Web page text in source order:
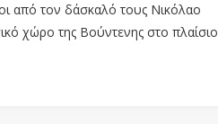
από τον δάσκαλό τους Νικόλαο
χώρο της Βούντενης στο πλαίσιο